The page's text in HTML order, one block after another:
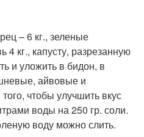
– 6 кг., зеленые
4 кг., капусту, разрезанную
и уложить в бидон, в
айвовые и
чтобы улучшить вкус
воды на 250 гр. соли.
воду можно слить.